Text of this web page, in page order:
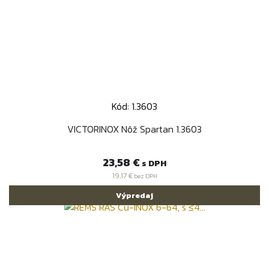
Kód: 1.3603
VICTORINOX Nôž Spartan 1.3603
Cena
23,58 € s DPH
19,17 €bez DPH
Výpredaj